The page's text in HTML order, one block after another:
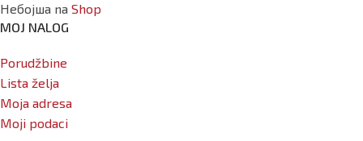
Небојша na Shop
MOJ NALOG
Porudžbine
Lista želja
Moja adresa
Moji podaci